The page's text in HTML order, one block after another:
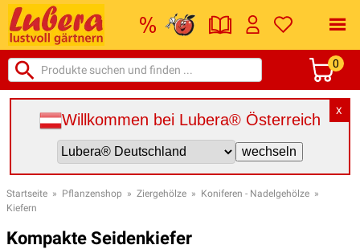
0
X
Willkommen bei Lubera® Österreich
Startseite » Pflanzenshop » Ziergehölze » Koniferen - Nadelgehölze »
Kiefern
Kompakte Seidenkiefer